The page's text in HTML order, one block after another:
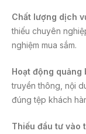
Chất lượng dịch
thiếu chuyên
nghiệm mua sắm.
Hoạt động quảng
truyền thông, nội
đúng tệp khách
Thiếu đầu tư vào